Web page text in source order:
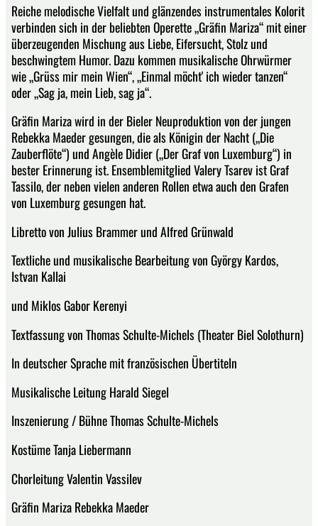
Reiche melodische Vielfalt und glänzendes instrumentales Kolorit
verbinden sich in der beliebten Operette „Gräfin Mariza“ mit einer
überzeugenden Mischung aus Liebe, Eifersucht, Stolz und
beschwingtem Humor. Dazu kommen musikalische Ohrwürmer
wie „Grüss mir mein Wien“, „Einmal möcht' ich wieder tanzen“
oder „Sag ja, mein Lieb, sag ja“.
Gräfin Mariza wird in der Bieler Neuproduktion von der jungen
Rebekka Maeder gesungen, die als Königin der Nacht („Die
Zauberflöte“) und Angèle Didier („Der Graf von Luxemburg“) in
bester Erinnerung ist. Ensemblemitglied Valery Tsarev ist Graf
Tassilo, der neben vielen anderen Rollen etwa auch den Grafen
von Luxemburg gesungen hat.
Libretto von Julius Brammer und Alfred Grünwald
Textliche und musikalische Bearbeitung von György Kardos,
Istvan Kallai
und Miklos Gabor Kerenyi
Textfassung von Thomas Schulte-Michels (Theater Biel Solothurn)
In deutscher Sprache mit französischen Übertiteln
Musikalische Leitung Harald Siegel
Inszenierung / Bühne Thomas Schulte-Michels
Kostüme Tanja Liebermann
Chorleitung Valentin Vassilev
Gräfin Mariza Rebekka Maeder